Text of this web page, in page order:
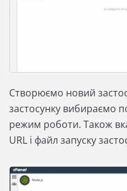
Створюємо новий
застосунку вибираємо
режим роботи. Також
URL і файл запуску